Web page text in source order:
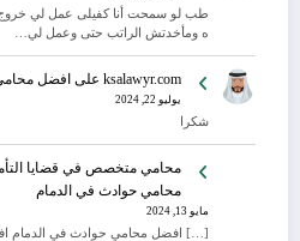
طب لو سمحت أنا كفيلى عمل لي خروج
ه ومأخدتش الراتب حتى وعمل لي…
ksalawyr.com على افضل
يوليو 22, 2024
شكرا
محامي متخصص في قضايا
محامي حوادث في الدمام
مايو 13, 2024
[…] افضل محامي حوادث في الدمام